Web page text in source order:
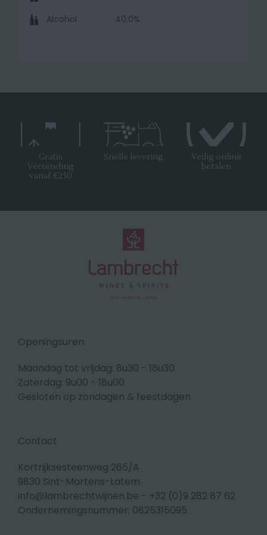
Alcohol
40.0%
Gratis
Verzending
vanaf €250
Snelle levering
Veilig online
betalen
Openingsuren
Maandag tot vrijdag: 8u30 - 18u30
Zaterdag: 9u00 - 18u00
Gesloten op zondagen & feestdagen
Contact
Kortrijksesteenweg 265/A
9830 Sint-Martens-Latem
info@lambrechtwijnen.be - +32 (0)9 282 87 62
Ondernemingsnummer: 0825315095